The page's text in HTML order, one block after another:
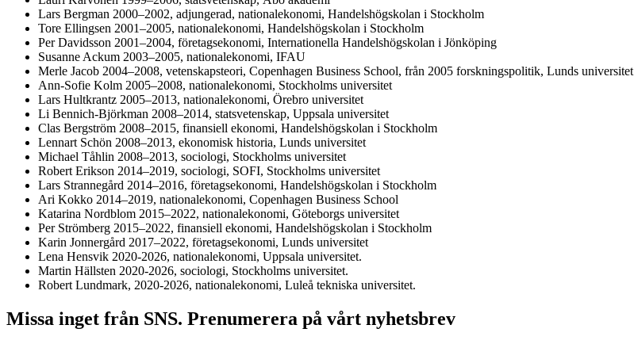
Lars Bergman 2000–2002, adjungerad, nationalekonomi, Handelshögskolan i Stockholm
Tore Ellingsen 2001–2005, nationalekonomi, Handelshögskolan i Stockholm
Per Davidsson 2001–2004, företagsekonomi, Internationella Handelshögskolan i Jönköping
Susanne Ackum 2003–2005, nationalekonomi, IFAU
Merle Jacob 2004–2008, vetenskapsteori, Copenhagen Business School, från 2005 forskningspolitik, Lunds universitet
Ann-Sofie Kolm 2005–2008, nationalekonomi, Stockholms universitet
Lars Hultkrantz 2005–2013, nationalekonomi, Örebro universitet
Li Bennich-Björkman 2008–2014, statsvetenskap, Uppsala universitet
Clas Bergström 2008–2015, finansiell ekonomi, Handelshögskolan i Stockholm
Lennart Schön 2008–2013, ekonomisk historia, Lunds universitet
Michael Tåhlin 2008–2013, sociologi, Stockholms universitet
Robert Erikson 2014–2019, sociologi, SOFI, Stockholms universitet
Lars Strannegård 2014–2016, företagsekonomi, Handelshögskolan i Stockholm
Ari Kokko 2014–2019, nationalekonomi, Copenhagen Business School
Katarina Nordblom 2015–2022, nationalekonomi, Göteborgs universitet
Per Strömberg 2015–2022, finansiell ekonomi, Handelshögskolan i Stockholm
Karin Jonnergård 2017–2022, företagsekonomi, Lunds universitet
Lena Hensvik 2020-2026, nationalekonomi, Uppsala universitet.
Martin Hällsten 2020-2026, sociologi, Stockholms universitet.
Robert Lundmark, 2020-2026, nationalekonomi, Luleå tekniska universitet.
Missa inget från SNS. Prenumerera på vårt nyhetsbrev